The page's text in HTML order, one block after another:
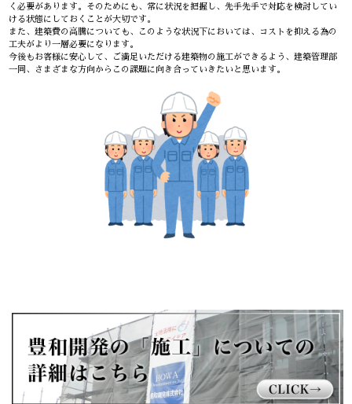
く必要があります。そのためにも、常に状況を把握し、先手先手で対応を検討してい
ける状態にしておくことが大切です。
また、建築費の高騰についても、このような状況下においては、コストを抑える為の
工夫がより一層必要になります。
今後もお客様に安心して、ご満足いただける建築物の施工ができるよう、建築管理部
一同、さまざまな方向からこの課題に向き合っていきたいと思います。